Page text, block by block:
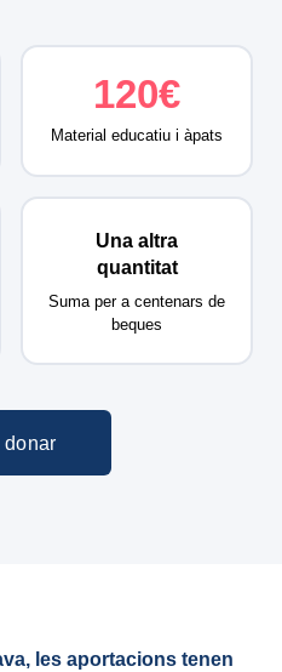
120€
Material educatiu i àpats
Una altra
quantitat
Suma per a centenars de
beques
donar
les aportacions tenen